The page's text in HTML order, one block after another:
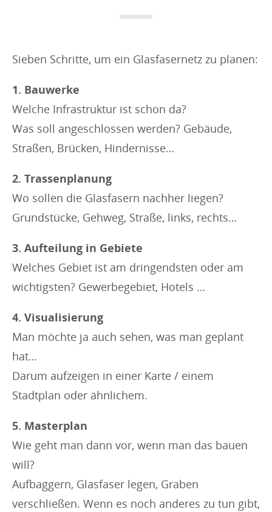
s
Sieben Schritte, um ein Glasfasernetz zu planen:
1. Bauwerke
Welche Infrastruktur ist schon da?
Was soll angeschlossen werden? Gebäude,
Straßen, Brücken, Hindernisse…
2. Trassenplanung
Wo sollen die Glasfasern nachher liegen?
Grundstücke, Gehweg, Straße, links, rechts…
3. Aufteilung in Gebiete
Welches Gebiet ist am dringendsten oder am
wichtigsten? Gewerbegebiet, Hotels …
4. Visualisierung
Man möchte ja auch sehen, was man geplant
hat…
Darum aufzeigen in einer Karte / einem
Stadtplan oder ähnlichem.
5. Masterplan
Wie geht man dann vor, wenn man das bauen
will?
Aufbaggern, Glasfaser legen, Graben
verschließen. Wenn es noch anderes zu tun gibt,